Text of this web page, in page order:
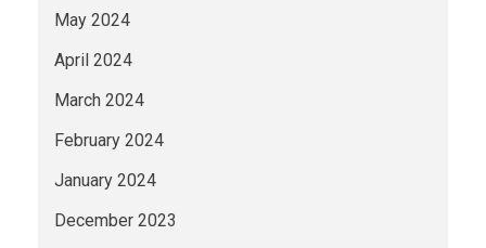
May 2024
April 2024
March 2024
February 2024
January 2024
December 2023